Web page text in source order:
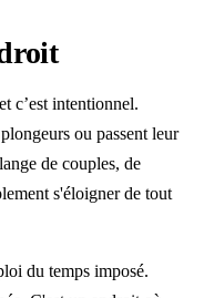
c’est intentionnel.
ou passent leur
de couples, de
s'éloigner de tout
du temps imposé.